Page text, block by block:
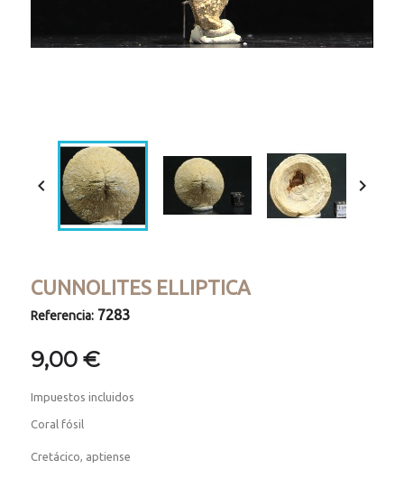
 
CUNNOLITES ELLIPTICA
Referencia: 7283
9,00 €
Impuestos incluidos
Coral fósil
Cretácico, aptiense